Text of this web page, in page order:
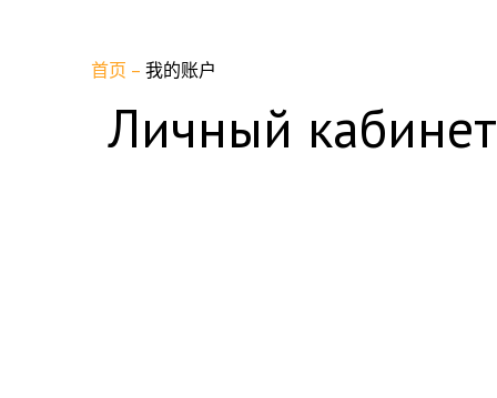
首页 – 我的账户
Личный кабинет